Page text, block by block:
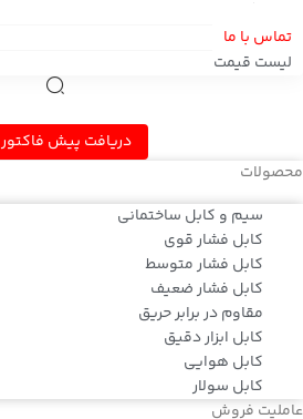
تماس با ما
لیست قیمت
دریافت پیش فاکتور
محصولات
سیم و کابل ساختمانی
کابل فشار قوی
کابل فشار متوسط
کابل فشار ضعیف
مقاوم در برابر حریق
کابل ابزار دقیق
کابل هوایی
کابل سولار
عاملیت فروش